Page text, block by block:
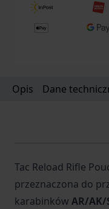
Opis Dane
Tac Reload Rifle
przeznaczona do
karabinków AR/AK/